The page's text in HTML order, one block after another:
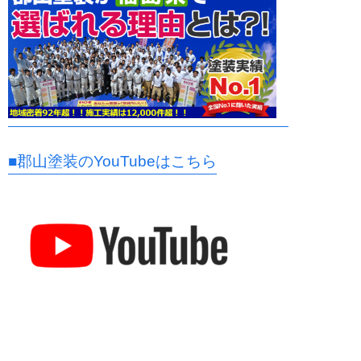
■郡山塗装のYouTubeはこちら